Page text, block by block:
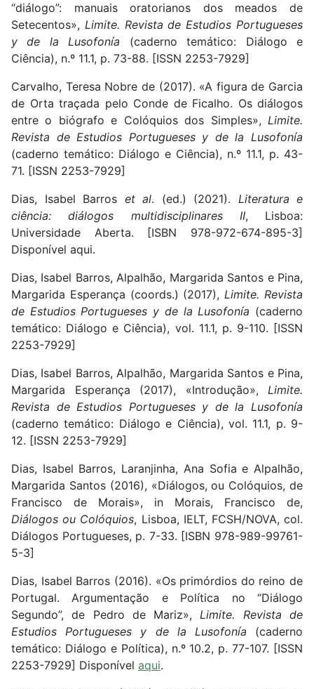
“diálogo”: manuais oratorianos dos meados de
Setecentos», Limite. Revista de Estudios Portugueses
y de la Lusofonía (caderno temático: Diálogo e
Ciência), n.º 11.1, p. 73-88. [ISSN 2253-7929]
Carvalho, Teresa Nobre de (2017). «A figura de Garcia
de Orta traçada pelo Conde de Ficalho. Os diálogos
entre o biógrafo e Colóquios dos Simples», Limite.
Revista de Estudios Portugueses y de la Lusofonía
(caderno temático: Diálogo e Ciência), n.º 11.1, p. 43-
71. [ISSN 2253-7929]
Dias, Isabel Barros et al. (ed.) (2021). Literatura e
ciência: diálogos multidisciplinares II, Lisboa:
Universidade Aberta. [ISBN 978-972-674-895-3]
Disponível aqui.
Dias, Isabel Barros, Alpalhão, Margarida Santos e Pina,
Margarida Esperança (coords.) (2017),Limite. Revista
de Estudios Portugueses y de la Lusofonía (caderno
temático: Diálogo e Ciência), vol. 11.1, p. 9-110. [ISSN
2253-7929]
Dias, Isabel Barros, Alpalhão, Margarida Santos e Pina,
Margarida Esperança (2017), «Introdução», Limite.
Revista de Estudios Portugueses y de la Lusofonía
(caderno temático: Diálogo e Ciência), vol. 11.1, p. 9-
12. [ISSN 2253-7929]
Dias, Isabel Barros, Laranjinha, Ana Sofia e Alpalhão,
Margarida Santos (2016), «Diálogos, ou Colóquios, de
Francisco de Morais», in Morais, Francisco de,
Diálogos ou Colóquios, Lisboa, IELT, FCSH/NOVA, col.
Diálogos Portugueses, p. 7-33. [ISBN 978-989-99761-
5-3]
Dias, Isabel Barros (2016). «Os primórdios do reino de
Portugal. Argumentação e Política no “Diálogo
Segundo”, de Pedro de Mariz»,Limite. Revista de
Estudios Portugueses y de la Lusofonía (caderno
temático: Diálogo e Política), n.º 10.2, p. 77-107. [ISSN
2253-7929] Disponível aqui.